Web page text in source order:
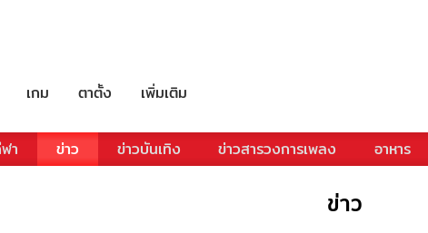
เกม ตาตั้ง เพิ่มเติม
า ข่าว ข่าวบันเทิง ข่าวสารวงการเพลง อาหาร
ข่าว